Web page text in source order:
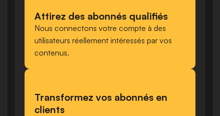
Attirez des abonnés qualifiés
Nous connectons votre compte à des
utilisateurs réellement intéressés par vos
contenus.
Transformez vos abonnés en
clients